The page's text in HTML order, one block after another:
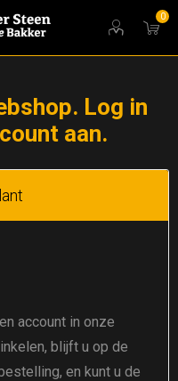
0
Log in
aan.
account in onze
blijft u op de
en kunt u de